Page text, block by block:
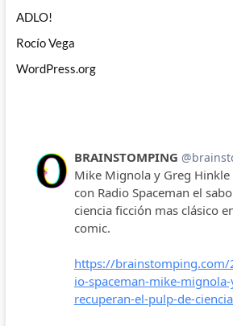
ADLO!
Rocío Vega
WordPress.org